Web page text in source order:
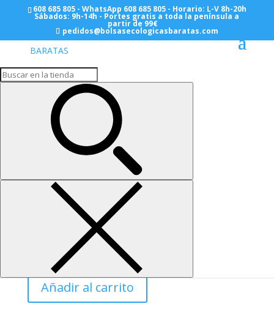
608 685 805 - WhatsApp 608 685 805 - Horario: L-V 8h-20h
Sábados: 9h-14h - Portes gratis a toda la península a
partir de 99€
pedidos@bolsasecologicasbaratas.com
Inicio/BOLSAS PLASTICO RECICLADO/Asa
Troquelada
– Reciclado
Troquelada 20×30 –
Anonima – Reciclado
Bolsas de Asa Troquelada 20×30 (Saco de 7000
Unidades) 50 micras – 200 galgas – Plastico Reciclado
UNE 53942 Reutilizable – Sin Imprimir
Troquelada
Anonima
-
Añadir al carrito